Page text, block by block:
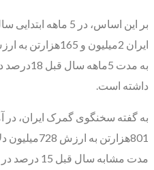
بر این اساس، در 5
داشته است.
801هزارتن